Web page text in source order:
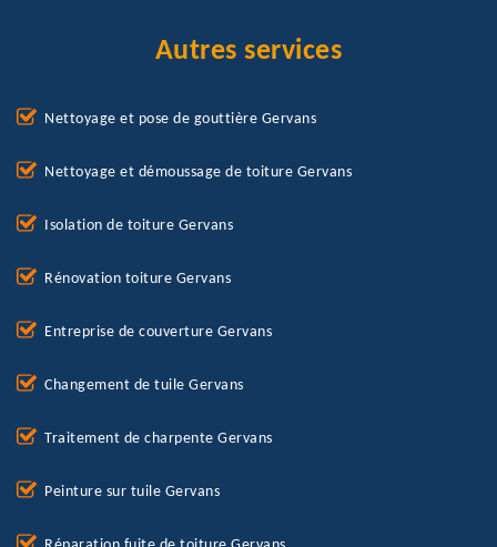
Autres services
Nettoyage et pose de gouttière Gervans
Nettoyage et démoussage de toiture Gervans
Isolation de toiture Gervans
Rénovation toiture Gervans
Entreprise de couverture Gervans
Changement de tuile Gervans
Traitement de charpente Gervans
Peinture sur tuile Gervans